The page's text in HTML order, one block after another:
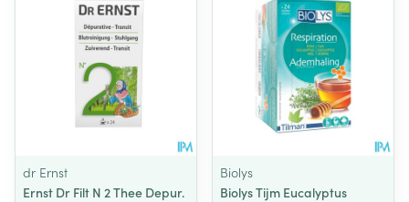
dr Ernst
Ernst Dr Filt N 2 Thee Depur.
Biolys
Biolys Tijm Eucalyptus